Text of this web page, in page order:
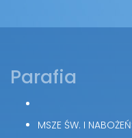
Parafia
MSZE ŚW. I